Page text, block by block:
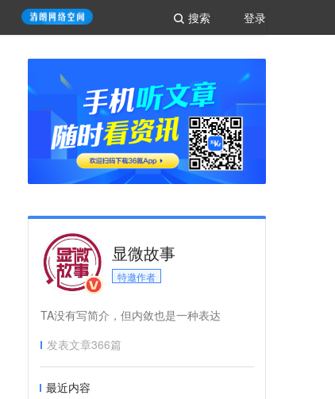
登录
搜索
显微故事
特邀作者
TA没有写简介，但内敛也是一种表达
发表文章366篇
最近内容